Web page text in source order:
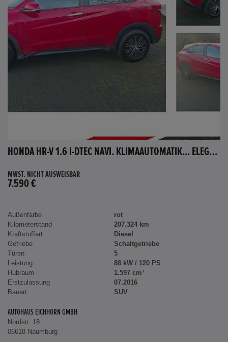
HONDA HR-V 1.6 I-DTEC NAVI. KLIMAAUTOMATIK... ELEGANCE
MWST. NICHT AUSWEISBAR
7.590 €
Außenfarbe
rot
Kilometerstand
207.324 km
Kraftstoffart
Diesel
Getriebe
Schaltgetriebe
Türen
5
Leistung
88 kW / 120 PS
Hubraum
1.597 cm³
Erstzulassung
07.2016
Bauart
SUV
AUTOHAUS EICHHORN GMBH
Nordstr. 18
06618 Naumburg